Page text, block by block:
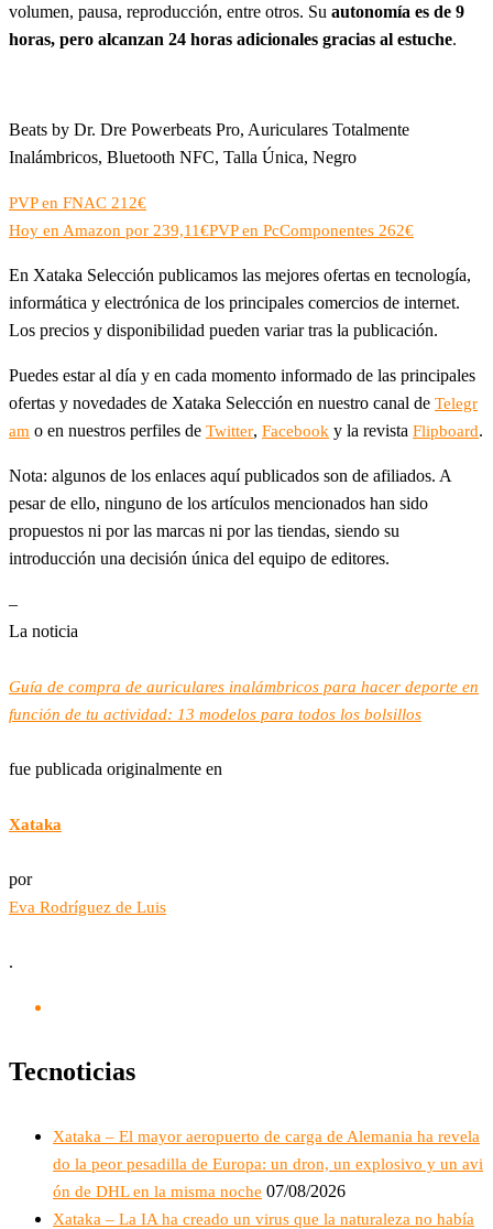
volumen, pausa, reproducción, entre otros. Su autonomía es de 9
horas, pero alcanzan 24 horas adicionales gracias al estuche.
Beats by Dr. Dre Powerbeats Pro, Auriculares Totalmente
Inalámbricos, Bluetooth NFC, Talla Única, Negro
PVP en FNAC 212€
Hoy en Amazon por 239,11€PVP en PcComponentes 262€
En Xataka Selección publicamos las mejores ofertas en tecnología,
informática y electrónica de los principales comercios de internet.
Los precios y disponibilidad pueden variar tras la publicación.
Puedes estar al día y en cada momento informado de las principales
ofertas y novedades de Xataka Selección en nuestro canal de Telegr
am o en nuestros perfiles de Twitter, Facebook y la revista Flipboard.
Nota: algunos de los enlaces aquí publicados son de afiliados. A
pesar de ello, ninguno de los artículos mencionados han sido
propuestos ni por las marcas ni por las tiendas, siendo su
introducción una decisión única del equipo de editores.
–
La noticia
Guía de compra de auriculares inalámbricos para hacer deporte en
función de tu actividad: 13 modelos para todos los bolsillos
fue publicada originalmente en
Xataka
por
Eva Rodríguez de Luis
.
Tecnoticias
Xataka – El mayor aeropuerto de carga de Alemania ha revela
do la peor pesadilla de Europa: un dron, un explosivo y un avi
ón de DHL en la misma noche 07/08/2026
Xataka – La IA ha creado un virus que la naturaleza no había